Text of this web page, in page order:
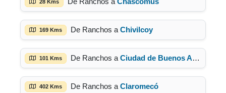
28 Kms
169 Kms De Ranchos a Chivilcoy
101 Kms De Ranchos a Ciudad de Buenos Aires
402 Kms De Ranchos a Claromecó